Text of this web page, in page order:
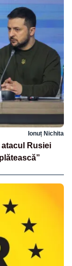
Ionuț Nichita
Rusiei